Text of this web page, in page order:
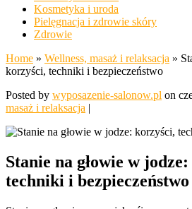
Kosmetyka i uroda
Pielęgnacja i zdrowie skóry
Zdrowie
Home » Wellness, masaż i relaksacja »
korzyści, techniki i bezpieczeństwo
Posted by wyposazenie-salonow.pl on
masaż i relaksacja |
Stanie na głowie w
techniki i bezpieczeństwo